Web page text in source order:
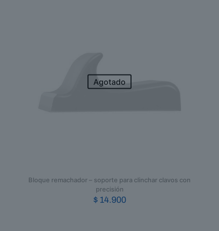
Agotado
Bloque remachador – soporte para clinchar clavos con
precisión
$14.900